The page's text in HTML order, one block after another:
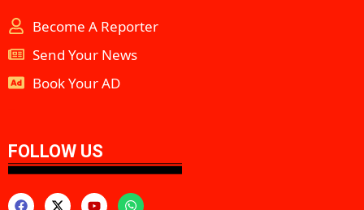
Become A Reporter
Send Your News
Book Your AD
FOLLOW US